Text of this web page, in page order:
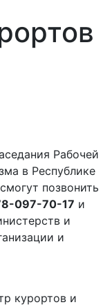
Рабочей
в Республике
позвонить
097-70-17 и
и
и
курортов и